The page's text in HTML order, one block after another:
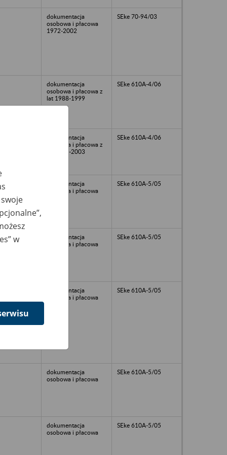
dokumentacja
osobowa i płacowa
1972-2002
SEke 70-94/03
dokumentacja
osobowa i płacowa z
lat 1988-1999
SEke 610A-4/06
dokumentacja
osobowa i płacowa z
lat 1997-2003
SEke 610A-4/06
dokumentacja
osobowa i płacowa
SEke 610A-5/05
dokumentacja
osobowa i płacowa
SEke 610A-5/05
dokumentacja
osobowa i płacowa
SEke 610A-5/05
dokumentacja
osobowa i płacowa
SEke 610A-5/05
dokumentacja
osobowa i płacowa
SEke 610A-5/05
w